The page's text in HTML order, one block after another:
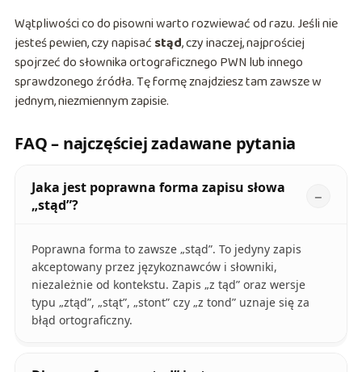
Wątpliwości co do pisowni warto rozwiewać od razu. Jeśli nie
jesteś pewien, czy napisać stąd, czy inaczej, najprościej
spojrzeć do słownika ortograficznego PWN lub innego
sprawdzonego źródła. Tę formę znajdziesz tam zawsze w
jednym, niezmiennym zapisie.
FAQ – najczęściej zadawane pytania
Jaka jest poprawna forma zapisu słowa
„stąd”?
Poprawna forma to zawsze „stąd”. To jedyny zapis
akceptowany przez językoznawców i słowniki,
niezależnie od kontekstu. Zapis „z tąd” oraz wersje
typu „ztąd”, „stąt”, „stont” czy „z tond” uznaje się za
błąd ortograficzny.